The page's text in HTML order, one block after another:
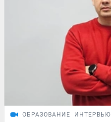
ОБРАЗОВАНИЕ ИНТЕРВЬЮ